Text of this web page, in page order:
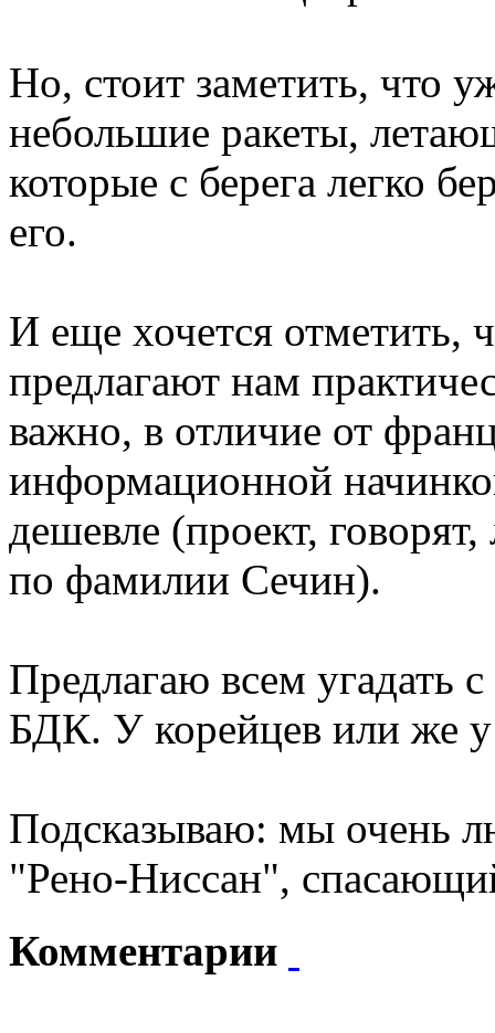
Но, стоит заметить, что
небольшие ракеты,
которые с берега легко
его.
И еще хочется отметить,
предлагают нам
важно, в отличие от
информационной
дешевле (проект,
по фамилии Сечин).
Предлагаю всем угадать
БДК. У корейцев или же
Подсказываю: мы очень
"Рено-Ниссан",
Комментарии